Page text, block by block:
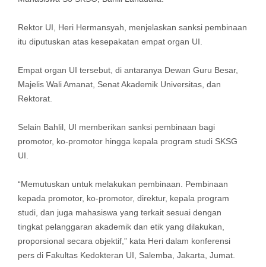
Rektor UI, Heri Hermansyah, menjelaskan sanksi pembinaan
itu diputuskan atas kesepakatan empat organ UI.
Empat organ UI tersebut, di antaranya Dewan Guru Besar,
Majelis Wali Amanat, Senat Akademik Universitas, dan
Rektorat.
Selain Bahlil, UI memberikan sanksi pembinaan bagi
promotor, ko-promotor hingga kepala program studi SKSG
UI.
“Memutuskan untuk melakukan pembinaan. Pembinaan
kepada promotor, ko-promotor, direktur, kepala program
studi, dan juga mahasiswa yang terkait sesuai dengan
tingkat pelanggaran akademik dan etik yang dilakukan,
proporsional secara objektif,” kata Heri dalam konferensi
pers di Fakultas Kedokteran UI, Salemba, Jakarta, Jumat.